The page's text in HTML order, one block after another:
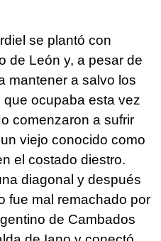
se plantó con
de León y, a pesar de
mantener a salvo los
ocupaba esta vez
comenzaron a sufrir
viejo conocido como
el costado diestro.
diagonal y después
fue mal remachado por
de Cambados